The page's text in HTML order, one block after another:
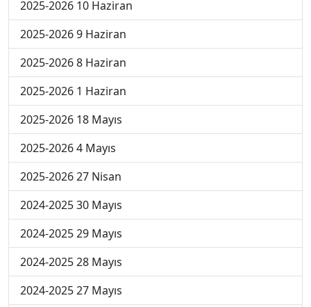
2025-2026 10 Haziran
2025-2026 9 Haziran
2025-2026 8 Haziran
2025-2026 1 Haziran
2025-2026 18 Mayıs
2025-2026 4 Mayıs
2025-2026 27 Nisan
2024-2025 30 Mayıs
2024-2025 29 Mayıs
2024-2025 28 Mayıs
2024-2025 27 Mayıs